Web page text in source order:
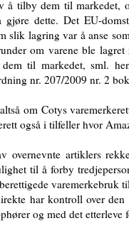
å tilby dem til markedet,
dette. Det EU-
slik lagring var å anse
om varene ble lagret
til markedet, sml.
nr. 207/2009 nr. 2
om Cotys
også i tilfeller hvor
overnevnte artiklers
til å forby
varemerkebruk
har kontroll over den
og med det etterleve